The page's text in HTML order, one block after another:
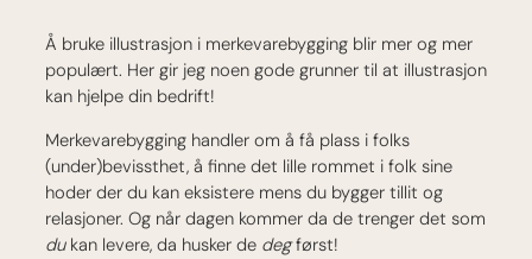
Å bruke illustrasjon i merkevarebygging blir mer og mer
populært. Her gir jeg noen gode grunner til at illustrasjon
kan hjelpe din bedrift!
Merkevarebygging handler om å få plass i folks
(under)bevissthet, å finne det lille rommet i folk sine
hoder der du kan eksistere mens du bygger tillit og
relasjoner. Og når dagen kommer da de trenger det som
dukan levere, da husker de degførst!